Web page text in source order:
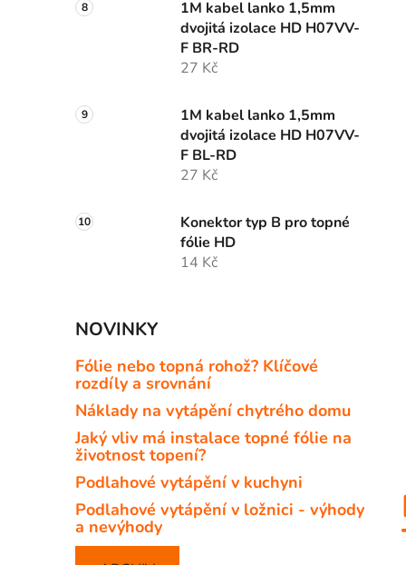
1M kabel lanko 1,5mm
dvojitá izolace HD H07VV-
F BR-RD
27 Kč
1M kabel lanko 1,5mm
dvojitá izolace HD H07VV-
F BL-RD
27 Kč
Konektor typ B pro topné
fólie HD
14 Kč
NOVINKY
Fólie nebo topná rohož? Klíčové
rozdíly a srovnání
Náklady na vytápění chytrého domu
Jaký vliv má instalace topné fólie na
životnost topení?
Podlahové vytápění v kuchyni
Podlahové vytápění v ložnici - výhody
a nevýhody